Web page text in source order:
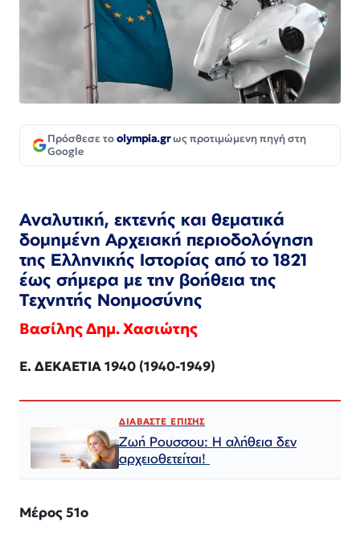
Πρόσθεσε τοolympia.grως προτιμώμενη πηγή στη
Google
Αναλυτική, εκτενής και θεματικά
δομημένη Αρχειακή περιοδολόγηση
της Ελληνικής Ιστορίας από το 1821
έως σήμερα με την βοήθεια της
Τεχνητής Νοημοσύνης
Βασίλης Δημ. Χασιώτης
Ε. ΔΕΚΑΕΤΙΑ 1940 (1940-1949)
ΔΙΑΒΑΣΤΕ ΕΠΙΣΗΣ
Ζωή Ρουσσου: Η αλήθεια δεν
αρχειοθετείται!
Μέρος 51ο